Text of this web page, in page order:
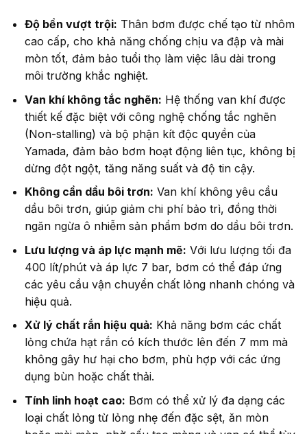
Độ bền vượt trội: Thân bơm được chế tạo từ nhôm
cao cấp, cho khả năng chống chịu va đập và mài
mòn tốt, đảm bảo tuổi thọ làm việc lâu dài trong
môi trường khắc nghiệt.
Van khí không tắc nghẽn: Hệ thống van khí được
thiết kế đặc biệt với công nghệ chống tắc nghẽn
(Non-stalling) và bộ phận kít độc quyền của
Yamada, đảm bảo bơm hoạt động liên tục, không bị
dừng đột ngột, tăng năng suất và độ tin cậy.
Không cần dầu bôi trơn: Van khí không yêu cầu
dầu bôi trơn, giúp giảm chi phí bảo trì, đồng thời
ngăn ngừa ô nhiễm sản phẩm bơm do dầu bôi trơn.
Lưu lượng và áp lực mạnh mẽ: Với lưu lượng tối đa
400 lít/phút và áp lực 7 bar, bơm có thể đáp ứng
các yêu cầu vận chuyển chất lỏng nhanh chóng và
hiệu quả.
Xử lý chất rắn hiệu quả: Khả năng bơm các chất
lỏng chứa hạt rắn có kích thước lên đến 7 mm mà
không gây hư hại cho bơm, phù hợp với các ứng
dụng bùn hoặc chất thải.
Tính linh hoạt cao: Bơm có thể xử lý đa dạng các
loại chất lỏng từ lỏng nhẹ đến đặc sệt, ăn mòn